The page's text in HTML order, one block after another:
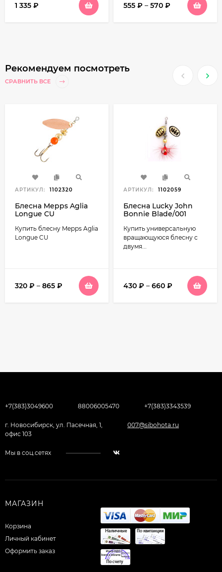
1 335 ₽ 555 ₽ – 570 ₽
Рекомендуем посмотреть
СРАВНИТЬ ВСЕ
АРТИКУЛ: 1102320
Блесна Mepps Aglia
Longue CU
Купить блесну Mepps Aglia
Longue CU
320 ₽ – 865 ₽
АРТИКУЛ: 1102059
Блесна Lucky John
Bonnie Blade/001
Купить универсальную
вращающуюся блесну с
двумя...
430 ₽ – 660 ₽
+7(383)3049600 88006005470 +7(383)3343539
г. Новосибирск, ул. Пасечная, 1,
офис 103
007@sibohota.ru
Мы в соц.сетях
МАГАЗИН
Корзина
Личный кабинет
Оформить заказ